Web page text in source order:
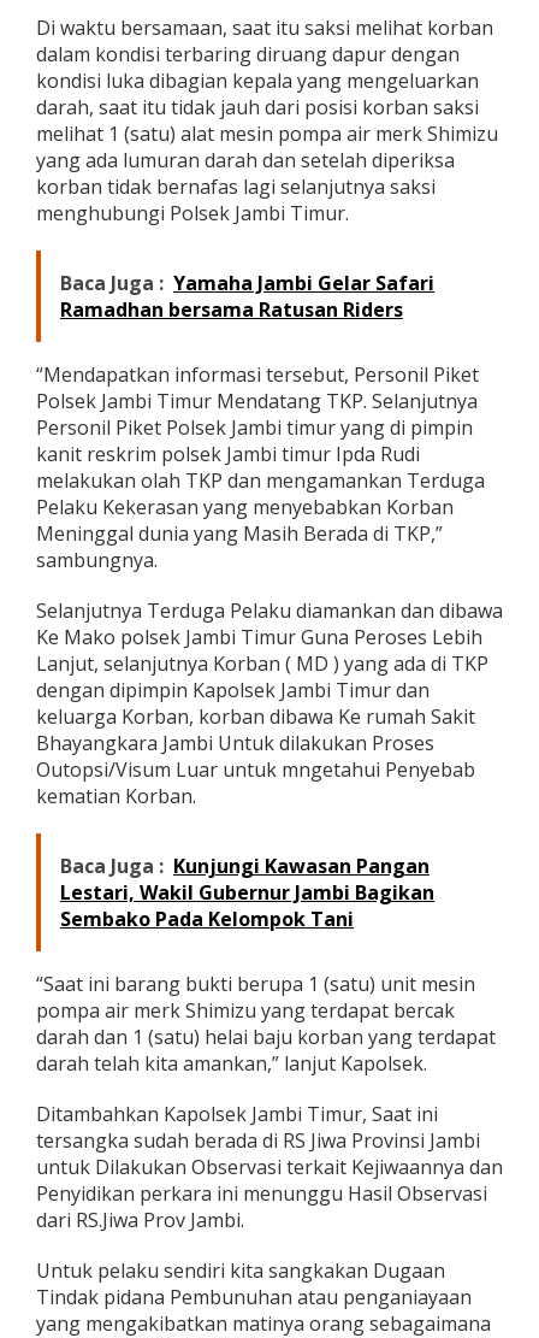
Di waktu bersamaan, saat itu saksi melihat korban
dalam kondisi terbaring diruang dapur dengan
kondisi luka dibagian kepala yang mengeluarkan
darah, saat itu tidak jauh dari posisi korban saksi
melihat 1 (satu) alat mesin pompa air merk Shimizu
yang ada lumuran darah dan setelah diperiksa
korban tidak bernafas lagi selanjutnya saksi
menghubungi Polsek Jambi Timur.
Baca Juga : Yamaha Jambi Gelar Safari
Ramadhan bersama Ratusan Riders
“Mendapatkan informasi tersebut, Personil Piket
Polsek Jambi Timur Mendatang TKP. Selanjutnya
Personil Piket Polsek Jambi timur yang di pimpin
kanit reskrim polsek Jambi timur Ipda Rudi
melakukan olah TKP dan mengamankan Terduga
Pelaku Kekerasan yang menyebabkan Korban
Meninggal dunia yang Masih Berada di TKP,”
sambungnya.
Selanjutnya Terduga Pelaku diamankan dan dibawa
Ke Mako polsek Jambi Timur Guna Peroses Lebih
Lanjut, selanjutnya Korban ( MD ) yang ada di TKP
dengan dipimpin Kapolsek Jambi Timur dan
keluarga Korban, korban dibawa Ke rumah Sakit
Bhayangkara Jambi Untuk dilakukan Proses
Outopsi/Visum Luar untuk mngetahui Penyebab
kematian Korban.
Baca Juga : Kunjungi Kawasan Pangan
Lestari, Wakil Gubernur Jambi Bagikan
Sembako Pada Kelompok Tani
“Saat ini barang bukti berupa 1 (satu) unit mesin
pompa air merk Shimizu yang terdapat bercak
darah dan 1 (satu) helai baju korban yang terdapat
darah telah kita amankan,” lanjut Kapolsek.
Ditambahkan Kapolsek Jambi Timur, Saat ini
tersangka sudah berada di RS Jiwa Provinsi Jambi
untuk Dilakukan Observasi terkait Kejiwaannya dan
Penyidikan perkara ini menunggu Hasil Observasi
dari RS.Jiwa Prov Jambi.
Untuk pelaku sendiri kita sangkakan Dugaan
Tindak pidana Pembunuhan atau penganiayaan
yang mengakibatkan matinya orang sebagaimana